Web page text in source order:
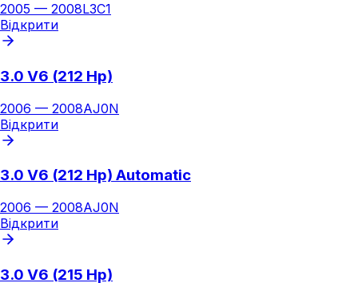
2005 — 2008L3C1
Відкрити
3.0 V6 (212 Hp)
2006 — 2008AJ0N
Відкрити
3.0 V6 (212 Hp) Automatic
2006 — 2008AJ0N
Відкрити
3.0 V6 (215 Hp)